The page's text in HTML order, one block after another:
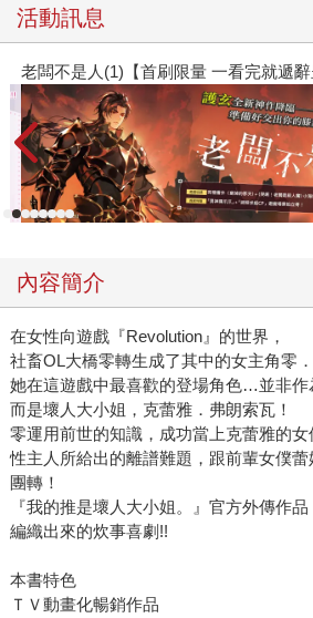
活動訊息
春光ｘ奇幻基地｜全書系展
內容簡介
在女性向遊戲『Revolution』的世界，
社畜OL大橋零轉生成了其中的女主角零．
她在這遊戲中最喜歡的登場角色…並非作
而是壞人大小姐，克蕾雅．弗朗索瓦！
零運用前世的知識，成功當上克蕾雅的
性主人所給出的離譜難題，跟前輩女僕
團轉！
『我的推是壞人大小姐。』官方外傳作
編織出來的炊事喜劇!!
本書特色
ＴＶ動畫化暢銷作品